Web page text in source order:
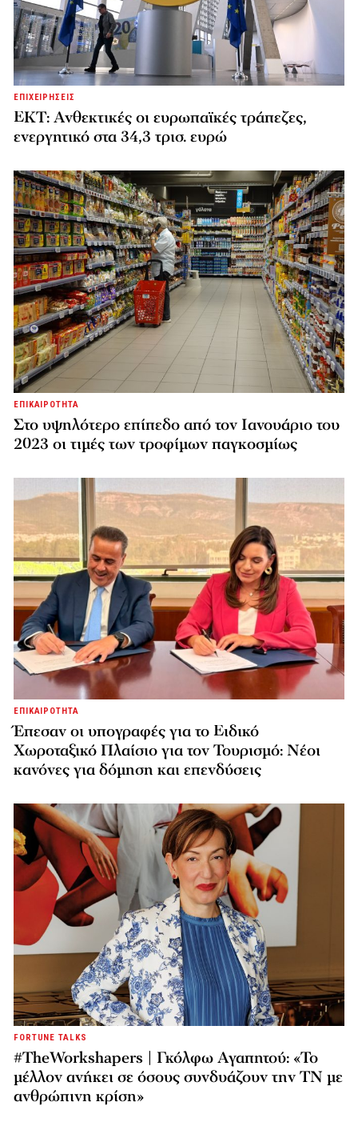
ΕΠΙΧΕΙΡΗΣΕΙΣ
ΕΚΤ: Ανθεκτικές οι ευρωπαϊκές τράπεζες,
ενεργητικό στα 34,3 τρισ. ευρώ
ΕΠΙΚΑΙΡΟΤΗΤΑ
Στο υψηλότερο επίπεδο από τον Ιανουάριο του
2023 οι τιμές των τροφίμων παγκοσμίως
ΕΠΙΚΑΙΡΟΤΗΤΑ
Έπεσαν οι υπογραφές για το Ειδικό
Χωροταξικό Πλαίσιο για τον Τουρισμό: Νέοι
κανόνες για δόμηση και επενδύσεις
FORTUNE TALKS
#TheWorkshapers | Γκόλφω Αγαπητού: «Το
μέλλον ανήκει σε όσους συνδυάζουν την ΤΝ με
ανθρώπινη κρίση»